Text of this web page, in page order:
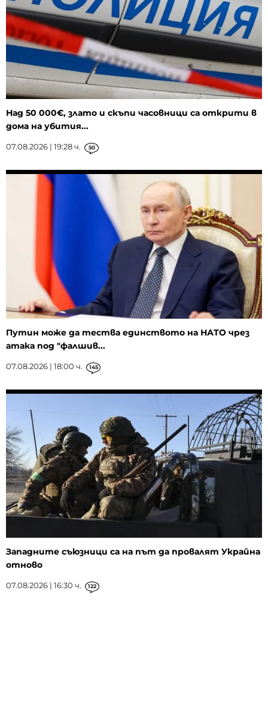
Над 50 000€, злато и скъпи часовници са открити в
дома на убития...
07.08.2026 | 19:28 ч. 50
Путин може да тества единството на НАТО чрез
атака под "фалшив...
07.08.2026 | 18:00 ч. 145
Западните съюзници са на път да провалят Украйна
отново
07.08.2026 | 16:30 ч. 122